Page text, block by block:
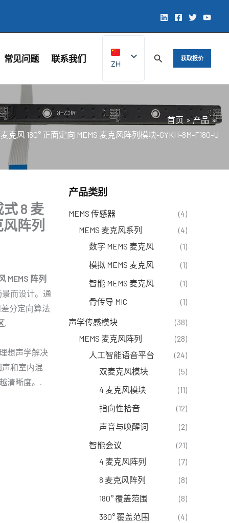
常见问题 联系我们 ZH
EN
获取报价
首页
产品
克风 180° 正面定向 MEMS 麦克风阵列模块-GYKH-8M-F180-U
8 麦
风阵列
MEMS 阵列
而设计。通
差分定向算法
.
想声学解决
和室内混
清晰度。.
产品类别
MEMS 传感器
(4)
MEMS 麦克风系列
(4)
数字 MEMS 麦克风
(1)
模拟 MEMS 麦克风
(1)
智能 MEMS 麦克风
(1)
骨传导 MIC
(1)
声学传感模块
(38)
MEMS 麦克风阵列
(28)
人工智能语音平台
(24)
双麦克风模块
(5)
4 麦克风模块
(11)
指向性拾音
(12)
声音与唤醒词
(2)
智能会议
(21)
4 麦克风阵列
(7)
8 麦克风阵列
(8)
180° 覆盖范围
(8)
360° 覆盖范围
(4)